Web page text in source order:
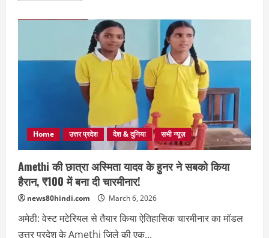
DSP
हत्याकांड
बड़ा
फैसला,
रेयान
हाईकोर्ट
Home उत्तर प्रदेश देश & दुनिया सभी न्यूज़
Amethi की छात्रा अस्मिता यादव के हुनर ने सबको किया
हैरान, ₹100 में बना दी चारमीनार!
news80hindi.com March 6, 2026
अमेठी: वेस्ट मटेरियल से तैयार किया ऐतिहासिक चारमीनार का मॉडल
उत्तर प्रदेश के Amethi जिले की एक...